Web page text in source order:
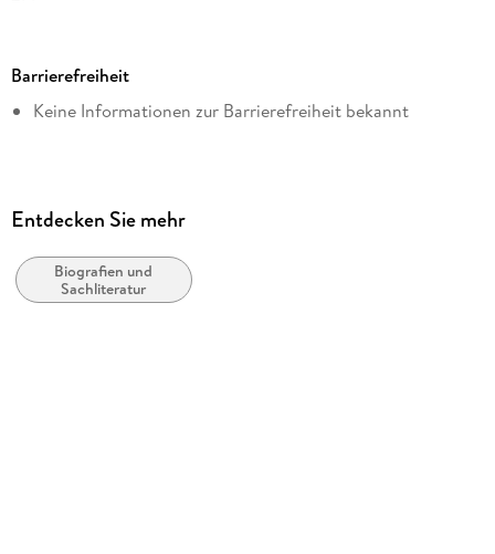
Autor/Autorin
Horst Hausleitner
Kopierschutz
Family Sharing
Ja
Barrierefreiheit
Keine Informationen zur Barrierefreiheit bekannt
Entdecken Sie mehr
Biografien und
Sachliteratur